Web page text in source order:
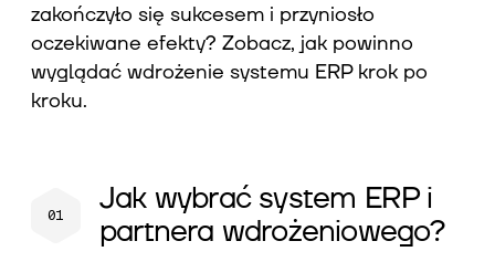
zakończyło się sukcesem i przyniosło
oczekiwane efekty? Zobacz, jak powinno
wyglądać wdrożenie systemu ERP krok po
kroku.
Jak wybrać system ERP i
partnera wdrożeniowego?